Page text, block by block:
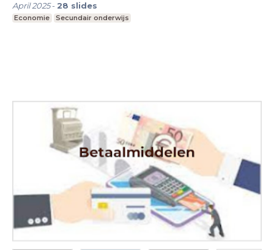
April 2025- 28 slides
Economie Secundair onderwijs